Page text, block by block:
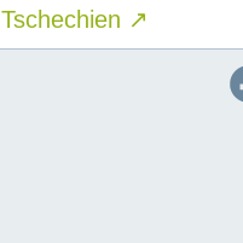
Tschechien ↗